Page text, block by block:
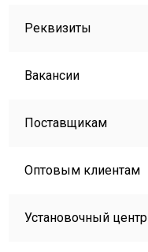
Реквизиты
Вакансии
Поставщикам
Оптовым клиентам
Установочный центр